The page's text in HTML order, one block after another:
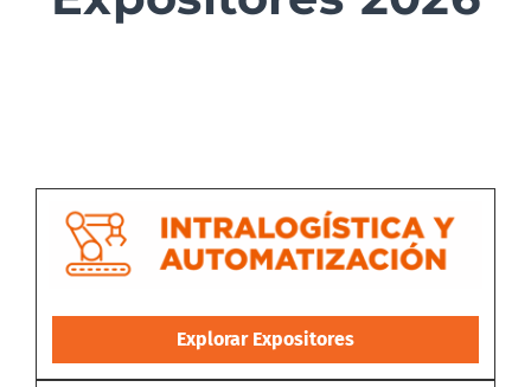
Explorar Expositores